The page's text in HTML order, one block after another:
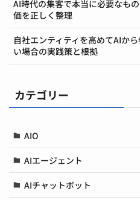
AI時代の集客で本当に必要なも
価を正しく整理
自社エンティティを高めてAIか
い場合の実践策と根拠
カテゴリー
AIO
AIエージェント
AIチャットボット